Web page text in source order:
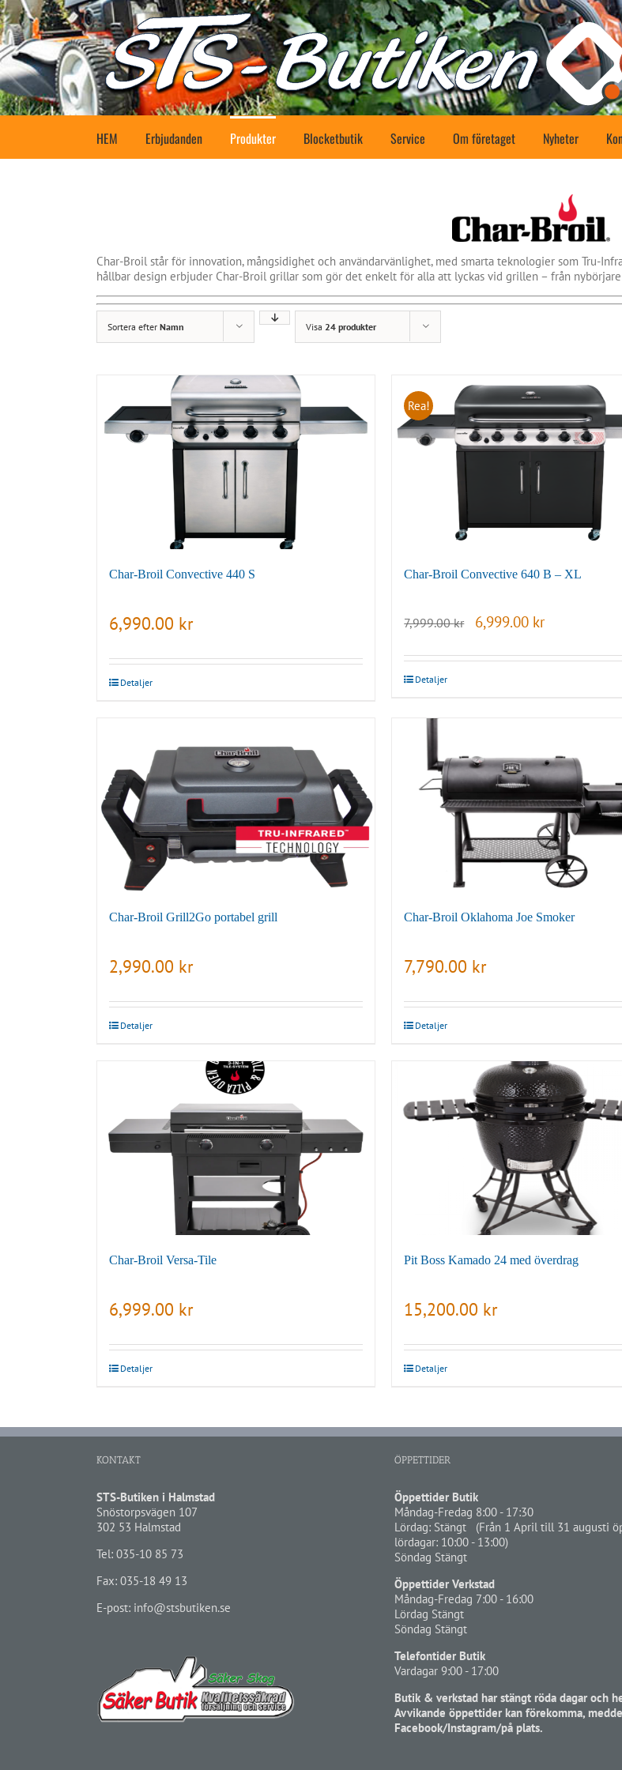
Fortsätt
till
innehållet
HEM Erbjudanden Produkter Blocketbutik Service Om företaget Nyheter
Char-Broil står för innovation, mångsidighet och användarvänlighet, med smarta teknologier som Tru-
hållbar design erbjuder Char-Broil grillar som gör det enkelt för alla att lyckas vid grillen – från
Sortera efter Namn Visa 24 produkter
Char-Broil Convective 440 S
6,990.00 kr
Detaljer
Rea!
Char-Broil Convective 640 B – XL
7,999.00kr
Det
ursprungliga
var:
6,999.00 krDet
är:
Detaljer
Char-Broil Grill2Go portabel grill
2,990.00 kr
Detaljer
Char-Broil Oklahoma Joe Smoker
7,790.00 kr
Detaljer
Char-Broil Versa-Tile
6,999.00 kr
Detaljer
Pit Boss Kamado 24 med överdrag
15,200.00 kr
Detaljer
KONTAKT
STS-Butiken i Halmstad
Snöstorpsvägen 107
302 53 Halmstad
Tel: 035-10 85 73
Fax: 035-18 49 13
E-post: info@stsbutiken.se
ÖPPETTIDER
Öppettider Butik
Måndag-Fredag 8:00 - 17:30
Lördag: Stängt (Från 1 April till 31 augusti
lördagar: 10:00 - 13:00)
Söndag Stängt
Öppettider Verkstad
Måndag-Fredag 7:00 - 16:00
Lördag Stängt
Söndag Stängt
Telefontider Butik
Vardagar 9:00 - 17:00
Butik & verkstad har stängt röda dagar och
Avvikande öppettider kan förekomma,
Facebook/Instagram/på plats.